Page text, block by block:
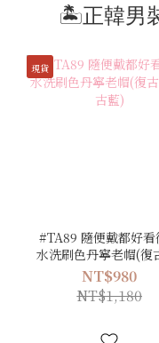
🏝️正韓男
現貨
#TA89 隨便戴都好看
水洗刷色丹寧老帽(復
復古藍)
NT$980
NT$1,180